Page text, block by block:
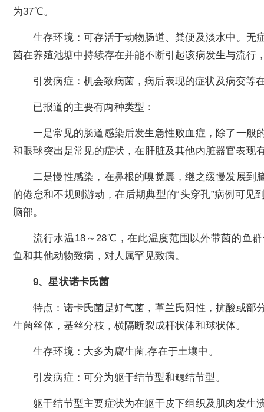
为37℃。
生存环境：可存活于动物肠道、粪便及淡水中。无
菌在养殖池塘中持续存在并能不断引起该病发生与流行
引发病症：机会致病菌，病后表现的症状及病变等
已报道的主要有两种类型：
一是常见的肠道感染后发生急性败血症，除了一般
和眼球突出是常见的症状，在肝脏及其他内脏器官表现
二是慢性感染，在鼻根的嗅觉囊，继之缓慢发展到
的倦怠和不规则游动，在后期典型的“头穿孔”病例可见
脑部。
流行水温18～28℃，在此温度范围以外带菌的鱼
鱼和其他动物致病，对人属罕见致病。
9、星状诺卡氏菌
特点：诺卡氏菌是好气菌，革兰氏阳性，抗酸或部
生菌丝体，基丝分枝，横隔断裂成杆状体和球状体。
生存环境：大多为腐生菌,存在于土壤中。
引发病症：可分为躯干结节型和鳃结节型。
躯干结节型主要症状为在躯干皮下组织及肌肉发生